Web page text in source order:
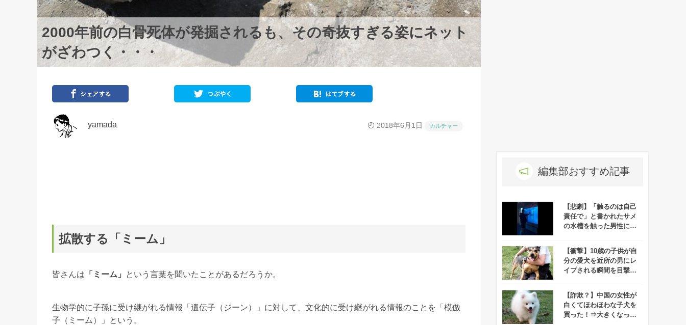
2000年前の白骨死体が発掘されるも、その奇抜すぎる姿にネット
がざわつく・・・
yamada 2018年6月1日 カルチャー
拡散する「ミーム」
皆さんは 「ミーム」 という言葉を聞いたことがあるだろうか。
生物学的に子孫に受け継がれる情報「遺伝子（ジーン）」に対して、文化的に受け継がれる情報のことを「模倣
子（ミーム）」という。
編集部おすすめ記事
【悲劇】「触るのは自己
責任で」と書かれたサメ
の水槽を触った男性に驚
【衝撃】10歳の子供が自
分の愛犬を近所の男にレ
イプされる瞬間を目撃す
【詐欺？】中国の女性が
白くてほわほわな子犬を
買った！⇒大きくなって